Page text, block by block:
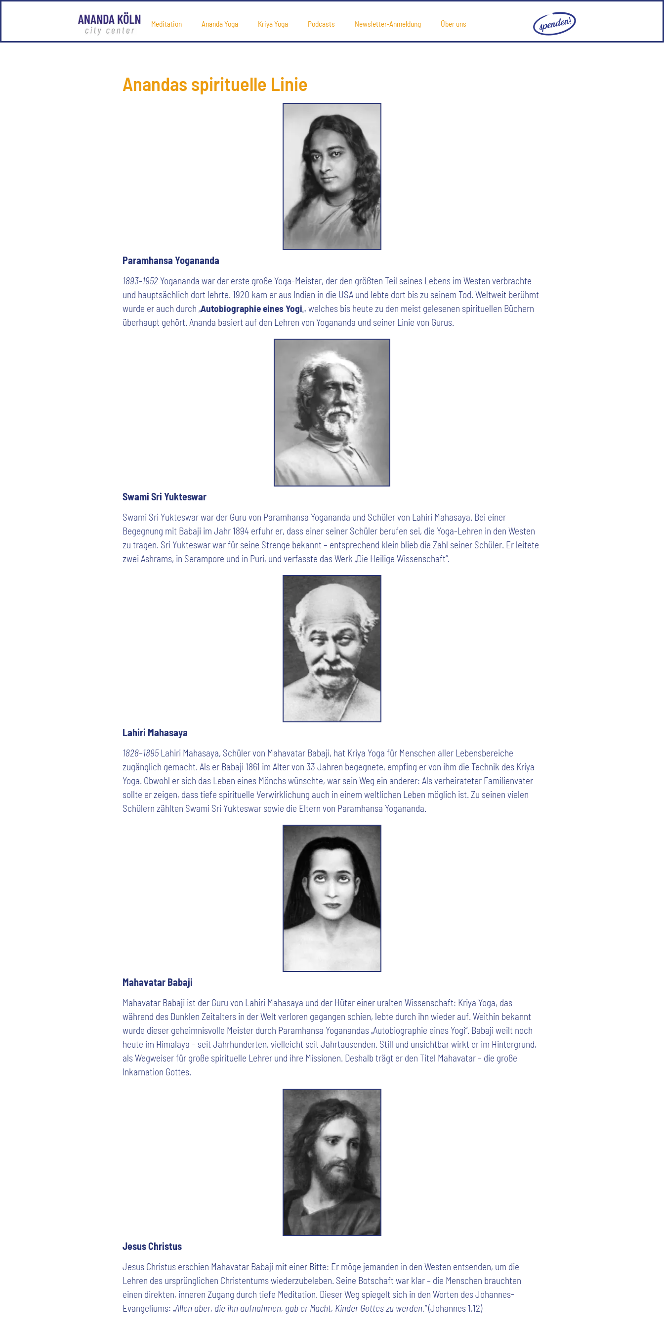
Meditation Ananda Yoga Kriya Yoga Podcasts Newsletter-Anmeldung Über uns
Anandas spirituelle Linie
Paramhansa Yogananda
1893–1952Yogananda war der erste große Yoga-Meister, der den größten Teil seines Lebens im Westen verbrachte
und hauptsächlich dort lehrte. 1920 kam er aus Indien in die USA und lebte dort bis zu seinem Tod. Weltweit berühmt
wurde er auch durch „Autobiographie eines Yogi„, welches bis heute zu den meist gelesenen spirituellen Büchern
überhaupt gehört. Ananda basiert auf den Lehren von Yogananda und seiner Linie von Gurus.
Swami Sri Yukteswar
Swami Sri Yukteswar war der Guru von Paramhansa Yogananda und Schüler von Lahiri Mahasaya. Bei einer
Begegnung mit Babaji im Jahr 1894 erfuhr er, dass einer seiner Schüler berufen sei, die Yoga-Lehren in den Westen
zu tragen. Sri Yukteswar war für seine Strenge bekannt – entsprechend klein blieb die Zahl seiner Schüler. Er leitete
zwei Ashrams, in Serampore und in Puri, und verfasste das Werk „Die Heilige Wissenschaft“.
Lahiri Mahasaya
1828–1895Lahiri Mahasaya, Schüler von Mahavatar Babaji, hat Kriya Yoga für Menschen aller Lebensbereiche
zugänglich gemacht. Als er Babaji 1861 im Alter von 33 Jahren begegnete, empfing er von ihm die Technik des Kriya
Yoga. Obwohl er sich das Leben eines Mönchs wünschte, war sein Weg ein anderer: Als verheirateter Familienvater
sollte er zeigen, dass tiefe spirituelle Verwirklichung auch in einem weltlichen Leben möglich ist. Zu seinen vielen
Schülern zählten Swami Sri Yukteswar sowie die Eltern von Paramhansa Yogananda.
Mahavatar Babaji
Mahavatar Babaji ist der Guru von Lahiri Mahasaya und der Hüter einer uralten Wissenschaft: Kriya Yoga, das
während des Dunklen Zeitalters in der Welt verloren gegangen schien, lebte durch ihn wieder auf. Weithin bekannt
wurde dieser geheimnisvolle Meister durch Paramhansa Yoganandas „Autobiographie eines Yogi“. Babaji weilt noch
heute im Himalaya – seit Jahrhunderten, vielleicht seit Jahrtausenden. Still und unsichtbar wirkt er im Hintergrund,
als Wegweiser für große spirituelle Lehrer und ihre Missionen. Deshalb trägt er den Titel Mahavatar – die große
Inkarnation Gottes.
Jesus Christus
Jesus Christus erschien Mahavatar Babaji mit einer Bitte: Er möge jemanden in den Westen entsenden, um die
Lehren des ursprünglichen Christentums wiederzubeleben. Seine Botschaft war klar – die Menschen brauchten
einen direkten, inneren Zugang durch tiefe Meditation. Dieser Weg spiegelt sich in den Worten des Johannes-
Evangeliums: „Allen aber, die ihn aufnahmen, gab er Macht, Kinder Gottes zu werden.“(Johannes 1,12)